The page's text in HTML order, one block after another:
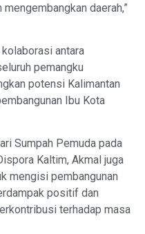
daerah,”
antara
pemangku
potensi Kalimantan
Ibu Kota
Sumpah Pemuda pada
Kaltim, Akmal juga
mengisi pembangunan
positif dan
terhadap masa